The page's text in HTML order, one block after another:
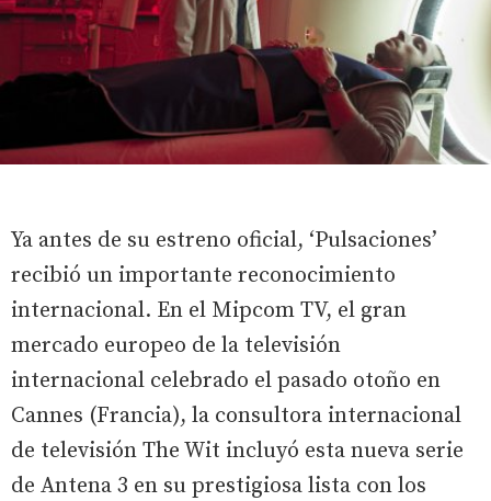
Ya antes de su estreno oficial, ‘Pulsaciones’
recibió un importante reconocimiento
internacional. En el Mipcom TV, el gran
mercado europeo de la televisión
internacional celebrado el pasado otoño en
Cannes (Francia), la consultora internacional
de televisión The Wit incluyó esta nueva serie
de Antena 3 en su prestigiosa lista con los